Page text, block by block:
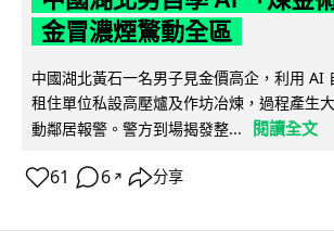
金冒濃煙驚動全區
中國湖北黃石一名男子見金價高企，利用 AI
租住單位私設高壓爐及作坊冶煉，過程產生
動鄰居報警。警方到場揭發整...
閱讀全文
61 6 ↗ 分享